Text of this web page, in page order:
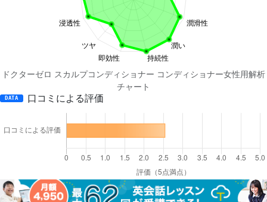
ドクターゼロ スカルプコンディショナー コンディショナー女性用解析
チャート
DATA 口コミによる評価